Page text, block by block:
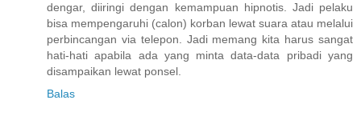
dengar, diiringi dengan kemampuan hipnotis. Jadi pelaku
bisa mempengaruhi (calon) korban lewat suara atau melalui
perbincangan via telepon. Jadi memang kita harus sangat
hati-hati apabila ada yang minta data-data pribadi yang
disampaikan lewat ponsel.
Balas